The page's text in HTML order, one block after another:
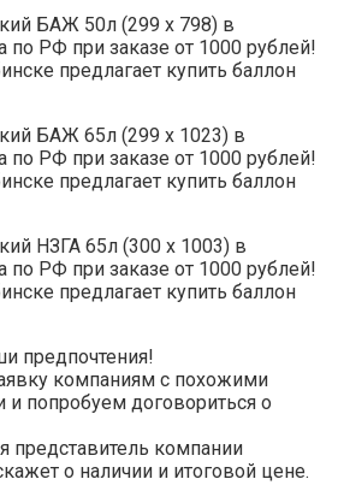
БАЖ 50л (299 х 798) в
по РФ при заказе от 1000 рублей!
предлагает купить баллон
БАЖ 65л (299 х 1023) в
по РФ при заказе от 1000 рублей!
предлагает купить баллон
НЗГА 65л (300 х 1003) в
по РФ при заказе от 1000 рублей!
предлагает купить баллон
предпочтения!
компаниям с похожими
попробуем договориться о
представитель компании
о наличии и итоговой цене.